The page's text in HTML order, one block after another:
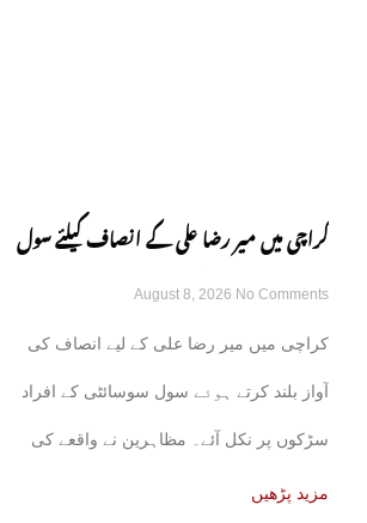
کراچی میں میر رضا علی کے انصاف کیلئے سول
سوسائٹی سڑکوں پر آ گئی
August 8, 2026 No Comments
کراچی میں میر رضا علی کے لیے انصاف کی
آواز بلند کرتے ہوئے سول سوسائٹی کے افراد
سڑکوں پر نکل آئے۔ مظاہرین نے واقعے کی
مزید پڑھیں